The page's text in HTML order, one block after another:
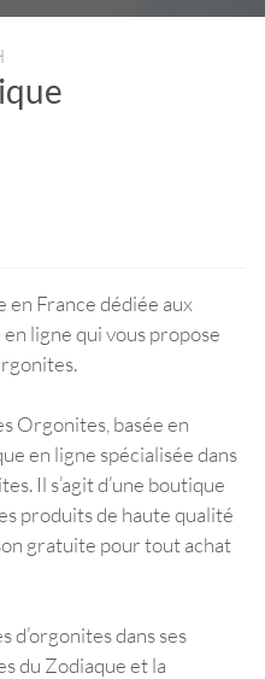
France dédiée aux
ligne qui vous propose
Orgonites, basée en
en ligne spécialisée dans
Il s’agit d’une boutique
produits de haute qualité
gratuite pour tout achat
d’orgonites dans ses
du Zodiaque et la